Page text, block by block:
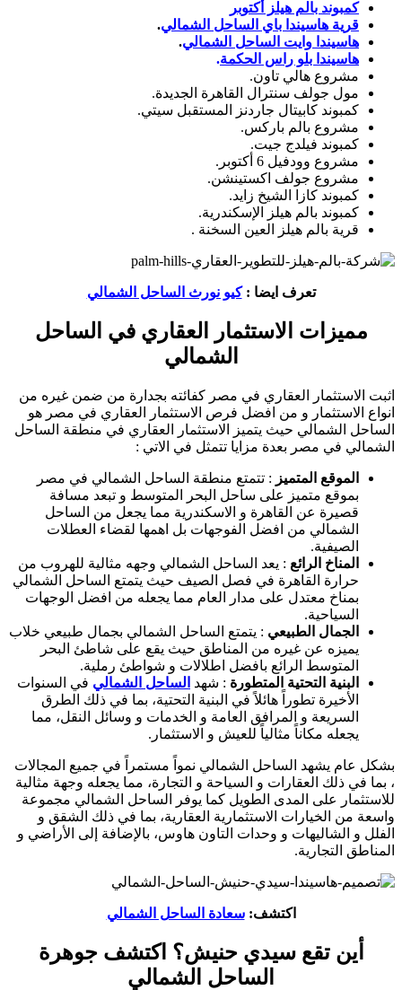
كمبوند بالم هيلز أكتوبر
قرية هاسيندا باي الساحل الشمالي.
هاسيندا وايت الساحل الشمالي.
هاسيندا بلو راس الحكمة.
مشروع هالي تاون.
مول جولف سنترال القاهرة الجديدة.
كمبوند كابيتال جاردنز المستقبل سيتي.
مشروع بالم باركس.
كمبوند فيلدج جيت.
مشروع وودفيل 6 أكتوبر.
مشروع جولف اكستينشن.
كمبوند كازا الشيخ زايد.
كمبوند بالم هيلز الإسكندرية.
قرية بالم هيلز العين السخنة .
تعرف ايضا :كيو نورث الساحل الشمالي
مميزات الاستثمار العقاري في الساحل
الشمالي
اثبت الاستثمار العقاري في مصر كفائته بجدارة من ضمن غيره من
انواع الاستثمار و من افضل فرص الاستثمار العقاري في مصر هو
الساحل الشمالي حيث يتميز الاستثمار العقاري في منطقة الساحل
الشمالي في مصر بعدة مزايا تتمثل في الاتي :
الموقع المتميز : تتمتع منطقة الساحل الشمالي في مصر
بموقع متميز على ساحل البحر المتوسط و تبعد مسافة
قصيرة عن القاهرة و الاسكندرية مما يجعل من الساحل
الشمالي من افضل الفوجهات بل اهمها لقضاء العطلات
الصيفية.
المناخ الرائع : يعد الساحل الشمالي وجهه مثالية للهروب من
حرارة القاهرة في فصل الصيف حيث يتمتع الساحل الشمالي
بمناخ معتدل على مدار العام مما يجعله من افضل الوجهات
السياحية.
الجمال الطبيعي : يتمتع الساحل الشمالي بجمال طبيعي خلاب
يميزه عن غيره من المناطق حيث يقع على شاطئ البحر
المتوسط الرائع بافضل اطلالات و شواطئ رملية.
البنية التحتية المتطورة : شهد الساحل الشمالي في السنوات
الأخيرة تطوراً هائلاً في البنية التحتية، بما في ذلك الطرق
السريعة و المرافق العامة و الخدمات و وسائل النقل، مما
يجعله مكاناً مثالياً للعيش و الاستثمار.
بشكل عام يشهد الساحل الشمالي نمواً مستمراً في جميع المجالات
، بما في ذلك العقارات و السياحة و التجارة، مما يجعله وجهة مثالية
للاستثمار على المدى الطويل كما يوفر الساحل الشمالي مجموعة
واسعة من الخيارات الاستثمارية العقارية، بما في ذلك الشقق و
الفلل و الشاليهات و وحدات التاون هاوس، بالإضافة إلى الأراضي و
المناطق التجارية.
اكتشف:سعادة الساحل الشمالي
أين تقع سيدي حنيش؟ اكتشف جوهرة
الساحل الشمالي